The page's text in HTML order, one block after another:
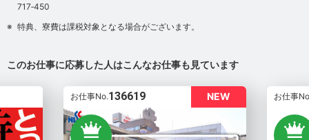
717‐450
特典、寮費は課税対象となる場合がございます。
このお仕事に応募した人はこんなお仕事も見ています
NEW
お仕事No.136619 お仕事